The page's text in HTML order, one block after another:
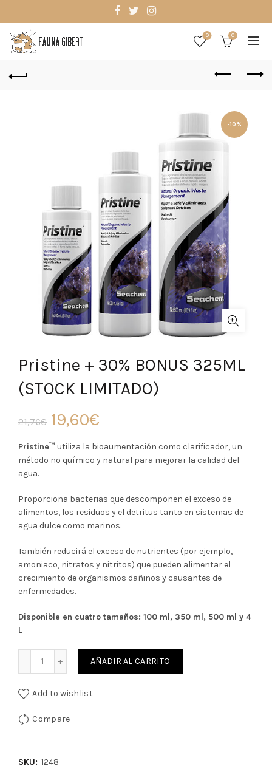
0 0
-10%
Pristine + 30% BONUS 325ML
(STOCK LIMITADO)
21,76€ El
precio
original
era:
21,76€.
19,60€
precio
es:
19,60€.
Pristine™ utiliza la bioaumentación como clarificador, un
método no químico y natural para mejorar la calidad del
agua.
Proporciona bacterias que descomponen el exceso de
alimentos, los residuos y el detritus tanto en sistemas de
agua dulce como marinos.
También reducirá el exceso de nutrientes (por ejemplo,
amoniaco, nitratos y nitritos) que pueden alimentar el
crecimiento de organismos dañinos y causantes de
enfermedades.
Disponible en cuatro tamaños: 100 ml, 350 ml, 500 ml y 4
L
AÑADIR AL CARRITO
Add to wishlist
Compare
SKU: 1248